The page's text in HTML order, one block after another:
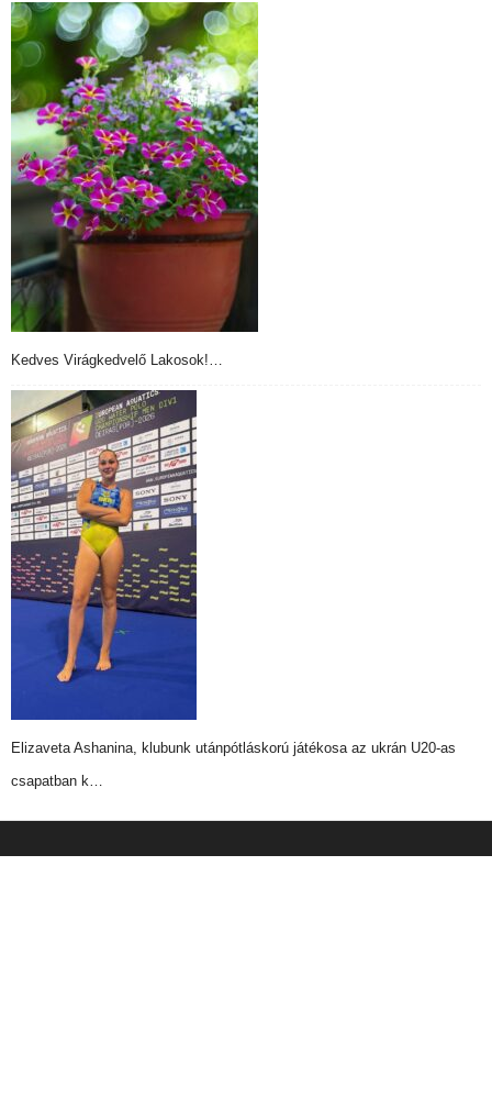
Kedves Virágkedvelő Lakosok!…
Elizaveta Ashanina, klubunk utánpótláskorú játékosa az ukrán U20-as
csapatban k…